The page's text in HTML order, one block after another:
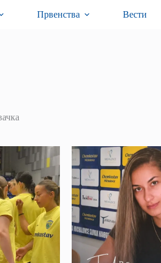
Првенства Вести